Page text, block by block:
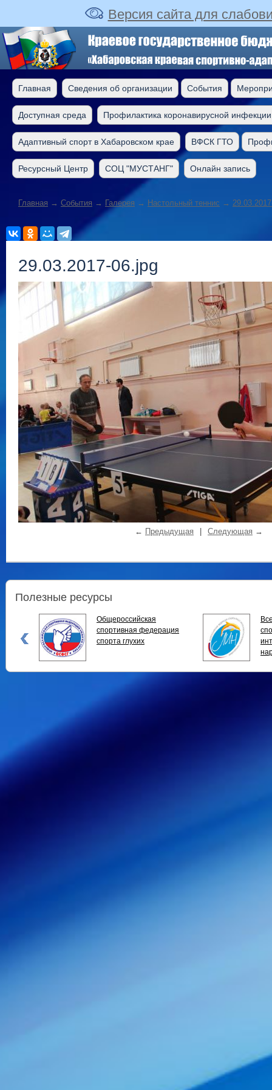
Версия сайта для
Главная Сведения об организации События
Доступная среда Профилактика коронавирусной инфекции
Адаптивный спорт в Хабаровском крае ВФСК ГТО
Ресурсный Центр СОЦ "МУСТАНГ" Онлайн запись
Главная → События → Галерея → Настольный теннис →
29.03.2017-06.jpg
← Предыдущая Следующая →
Полезные ресурсы
Общероссийская
спортивная федерация
спорта глухих